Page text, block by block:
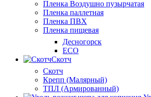
Пленка Воздушно пузырчатая
Пленка паллетная
Пленка ПВХ
Пленка пищевая
Десногорск
ECO
Скотч
Скотч
Крепп (Малярный)
ТПЛ (Армированный)